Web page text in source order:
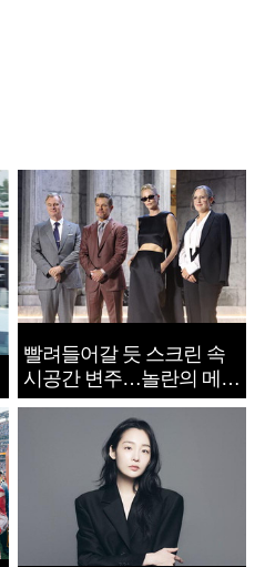
빨려들어갈 듯 스크린 속
시공간 변주…놀란의 메시
지는 ‘전쟁 속죄’